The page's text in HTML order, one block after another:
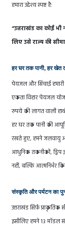
हमारा उद्देश्य स्पष्ट है:
“उत्तराखंड का कोई
लिए उसे राज्य की
हर घर तक पानी, हर खेत
पेयजल और सिंचाई हमारी
एकता विहार पेयजल
रुपये की लागत वाली
हर घर तक पानी की
रखते हुए, हमने जलवायु
आधुनिक तकनीकों, ड्रिप
नहीं, बल्कि आत्मनिर्भर
संस्कृति और पर्यटन का
उत्तराखंड सिर्फ़
इसीलिए हमने 13 मॉडल